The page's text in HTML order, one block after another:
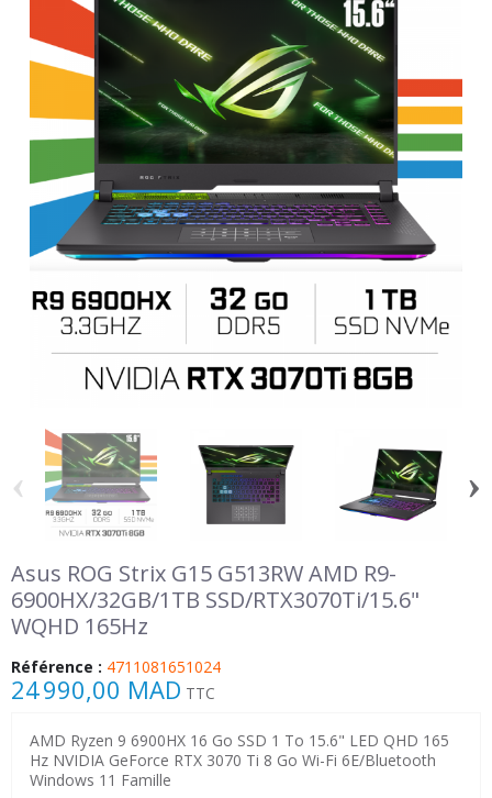
‹ ›
Asus ROG Strix G15 G513RW AMD R9-
6900HX/32GB/1TB SSD/RTX3070Ti/15.6"
WQHD 165Hz
Référence : 4711081651024
24 990,00 MAD TTC
AMD Ryzen 9 6900HX 16 Go SSD 1 To 15.6" LED QHD 165
Hz NVIDIA GeForce RTX 3070 Ti 8 Go Wi-Fi 6E/Bluetooth
Windows 11 Famille